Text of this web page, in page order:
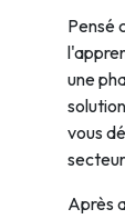
Pensé
une
vous
Après